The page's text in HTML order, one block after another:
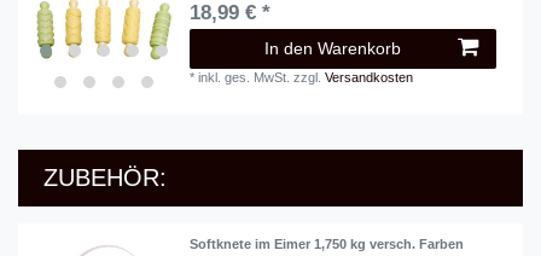
18,99 € *
In den Warenkorb
*inkl. ges. MwSt. zzgl.Versandkosten
ZUBEHÖR:
Softknete im Eimer 1,750 kg versch. Farben